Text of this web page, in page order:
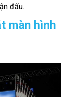
đấu.
màn hình